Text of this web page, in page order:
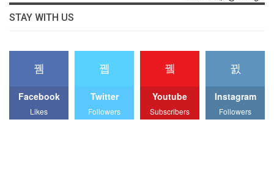
STAY WITH US
Facebook
Likes
Twitter
Followers
Youtube
Subscribers
Instagram
Followers